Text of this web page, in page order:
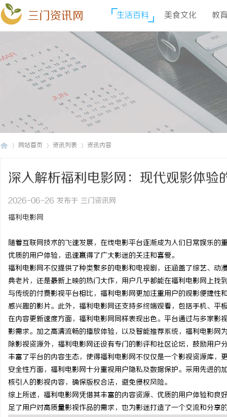
三门资讯网 生活百科 美食文化 教
网站首页 资讯列表 资讯内容
深入解析福利电影网：现代观影体验
2026-06-26 发布于 三门资讯网
福利电影网
随着互联网技术的飞速发展，在线电影平台逐渐成为人们日常娱乐
优质的用户体验，迅速赢得了广大影迷的关注和喜爱。
福利电影网不仅提供了种类繁多的电影和电视剧，还涵盖了综艺、
典老片，还是最新上映的热门大作，用户几乎都能在福利电影网上找
与传统的付费影视平台相比，福利电影网更加注重用户的观影便捷
感兴趣的影片。此外，福利电影网还支持多终端观看，包括手机、平
在内容更新速度方面，福利电影网同样表现出色。平台通过与多家
影需求。加之高清流畅的播放体验，以及智能推荐系统，福利电影网
除影视资源外，福利电影网还设有专门的影评和社区论坛，鼓励用
丰富了平台的内容生态，使得福利电影网不仅仅是一个影视资源库，
安全性方面，福利电影网十分重视用户隐私及数据保护。采用先进
核引入的影视内容，确保版权合法，避免侵权风险。
综上所述，福利电影网凭借其丰富的内容资源、优质的用户体验和
足了用户对高质量影视作品的需求，也为影迷打造了一个交流和分享